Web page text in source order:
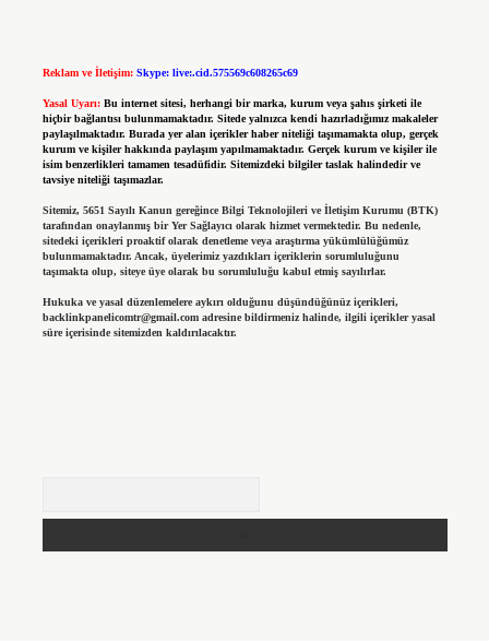
Reklam ve İletişim: Skype: live:.cid.575569c608265c69
Yasal Uyarı: Bu internet sitesi, herhangi bir marka, kurum veya şahıs şirketi ile
hiçbir bağlantısı bulunmamaktadır. Sitede yalnızca kendi hazırladığımız makaleler
paylaşılmaktadır. Burada yer alan içerikler haber niteliği taşımamakta olup, gerçek
kurum ve kişiler hakkında paylaşım yapılmamaktadır. Gerçek kurum ve kişiler ile
isim benzerlikleri tamamen tesadüfidir. Sitemizdeki bilgiler taslak halindedir ve
tavsiye niteliği taşımazlar.
Sitemiz, 5651 Sayılı Kanun gereğince Bilgi Teknolojileri ve İletişim Kurumu (BTK)
tarafından onaylanmış bir Yer Sağlayıcı olarak hizmet vermektedir. Bu nedenle,
sitedeki içerikleri proaktif olarak denetleme veya araştırma yükümlülüğümüz
bulunmamaktadır. Ancak, üyelerimiz yazdıkları içeriklerin sorumluluğunu
taşımakta olup, siteye üye olarak bu sorumluluğu kabul etmiş sayılırlar.
Hukuka ve yasal düzenlemelere aykırı olduğunu düşündüğünüz içerikleri,
backlinkpanelicomtr@gmail.comadresine bildirmeniz halinde, ilgili içerikler yasal
süre içerisinde sitemizden kaldırılacaktır.